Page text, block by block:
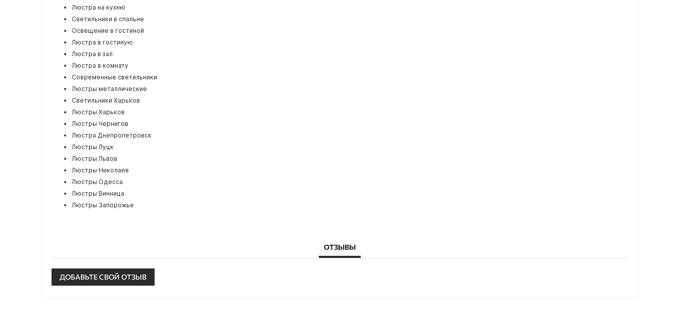
Люстра на кухню
Светильники в спальне
Освещение в гостиной
Люстра в гостиную
Люстра в зал
Люстра в комнату
Современные светильники
Люстры металлические
Светильники Харьков
Люстры Харьков
Люстры Чернигов
Люстра Днепропетровск
Люстры Луцк
Люстры Львов
Люстры Николаев
Люстры Одесса
Люстры Винница
Люстры Запорожье
ОТЗЫВЫ
ДОБАВЬТЕ СВОЙ ОТЗЫВ